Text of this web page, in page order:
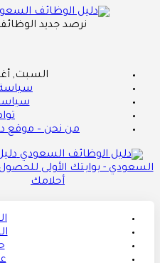
نرصد جديد
السبت,
من نحن – موقع
السعودي - بوابتك الأولى
أحلامك